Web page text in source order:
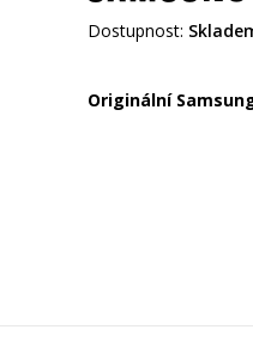
Dostupnost:
Originální